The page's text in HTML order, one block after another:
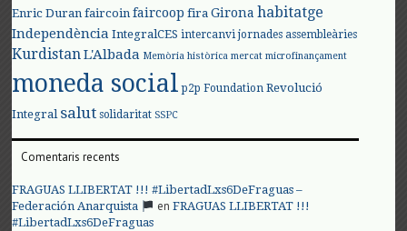
Enric Duran faircoin faircoop fira Girona habitatge
Independència IntegralCES intercanvi jornades assembleàries
KurdistanL'Albada Memòria històrica mercat microfinançament
moneda social p2p Foundation Revolució
Integral salut solidaritat SSPC
Comentaris recents
FRAGUAS LLIBERTAT !!! #LibertadLxs6DeFraguas –
Federación Anarquista
enFRAGUAS LLIBERTAT !!!
#LibertadLxs6DeFraguas